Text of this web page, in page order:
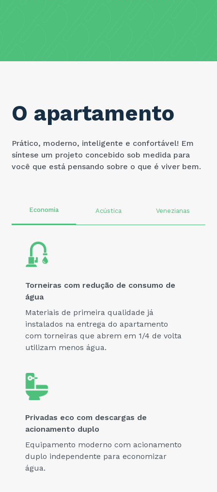
O apartamento
Prático, moderno, inteligente e confortável! Em
síntese um projeto concebido sob medida para
você que está pensando sobre o que é viver bem.
Economia Acústica Venezianas
Torneiras com redução de consumo de
água
Materiais de primeira qualidade já
instalados na entrega do apartamento
com torneiras que abrem em 1/4 de volta
utilizam menos água.
Privadas eco com descargas de
acionamento duplo
Equipamento moderno com acionamento
duplo independente para economizar
água.